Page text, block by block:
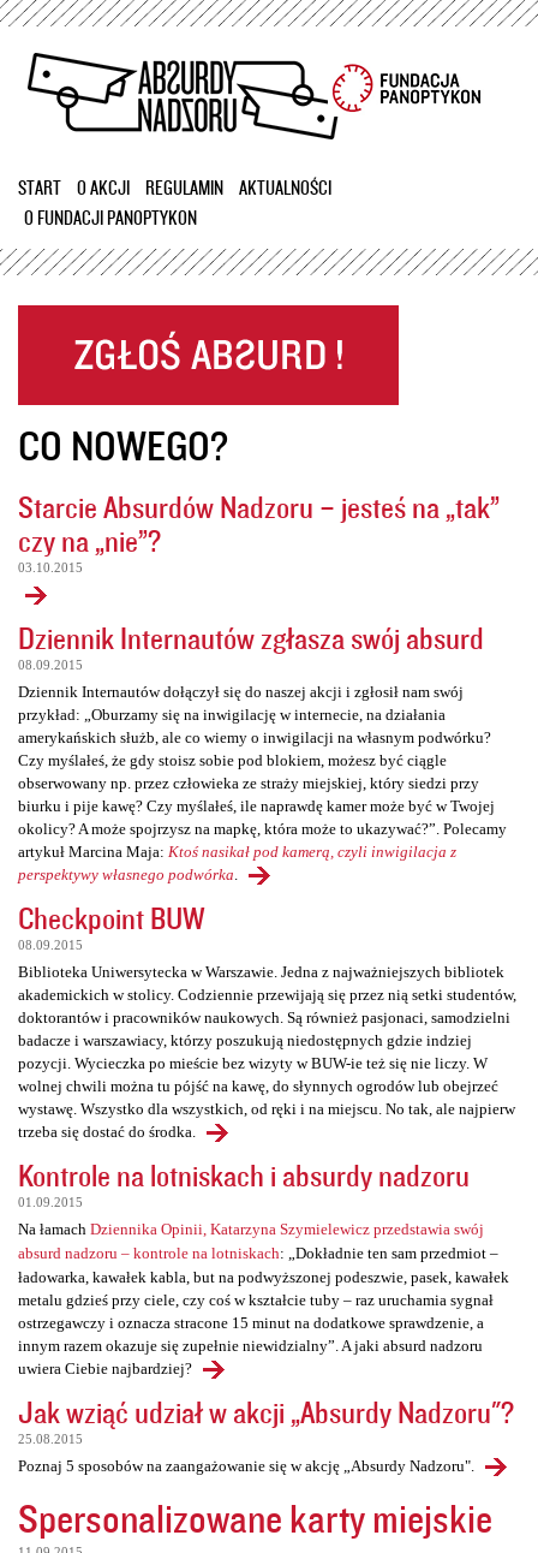
Przejdź
treści
START O AKCJI REGULAMIN
AKTUALNOŚCI
O FUNDACJI PANOPTYKON
CO NOWEGO?
Starcie Absurdów Nadzoru – jesteś na „tak”
czy na „nie”?
03.10.2015
Dziennik Internautów zgłasza swój absurd
08.09.2015
Dziennik Internautów dołączył się do naszej akcji i zgłosił nam swój
przykład: „Oburzamy się na inwigilację w internecie, na działania
amerykańskich służb, ale co wiemy o inwigilacji na własnym podwórku?
Czy myślałeś, że gdy stoisz sobie pod blokiem, możesz być ciągle
obserwowany np. przez człowieka ze straży miejskiej, który siedzi przy
biurku i pije kawę? Czy myślałeś, ile naprawdę kamer może być w Twojej
okolicy? A może spojrzysz na mapkę, która może to ukazywać?”. Polecamy
artykuł Marcina Maja: Ktoś nasikał pod kamerą, czyli inwigilacja z
perspektywy własnego podwórka
Checkpoint BUW
08.09.2015
Biblioteka Uniwersytecka w Warszawie. Jedna z najważniejszych bibliotek
akademickich w stolicy. Codziennie przewijają się przez nią setki studentów,
doktorantów i pracowników naukowych. Są również pasjonaci, samodzielni
badacze i warszawiacy, którzy poszukują niedostępnych gdzie indziej
pozycji. Wycieczka po mieście bez wizyty w BUW-ie też się nie liczy. W
wolnej chwili można tu pójść na kawę, do słynnych ogrodów lub obejrzeć
wystawę. Wszystko dla wszystkich, od ręki i na miejscu. No tak, ale najpierw
trzeba się dostać do środka.
Kontrole na lotniskach i absurdy nadzoru
01.09.2015
Na łamach Dziennika Opinii, Katarzyna Szymielewicz przedstawia swój
absurd nadzoru – kontrole na lotniskach: „Dokładnie ten sam przedmiot –
ładowarka, kawałek kabla, but na podwyższonej podeszwie, pasek, kawałek
metalu gdzieś przy ciele, czy coś w kształcie tuby – raz uruchamia sygnał
ostrzegawczy i oznacza stracone 15 minut na dodatkowe sprawdzenie, a
innym razem okazuje się zupełnie niewidzialny”. A jaki absurd nadzoru
uwiera Ciebie najbardziej?
Jak wziąć udział w akcji „Absurdy Nadzoru"?
25.08.2015
Poznaj 5 sposobów na zaangażowanie się w akcję „Absurdy Nadzoru".
Spersonalizowane karty miejskie